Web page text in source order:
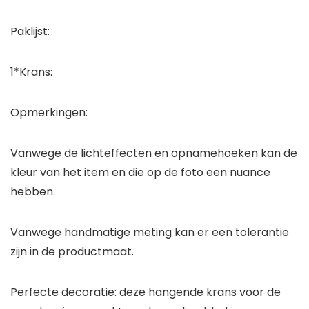
Paklijst:
1*Krans:
Opmerkingen:
Vanwege de lichteffecten en opnamehoeken kan de
kleur van het item en die op de foto een nuance
hebben.
Vanwege handmatige meting kan er een tolerantie
zijn in de productmaat.
Perfecte decoratie: deze hangende krans voor de